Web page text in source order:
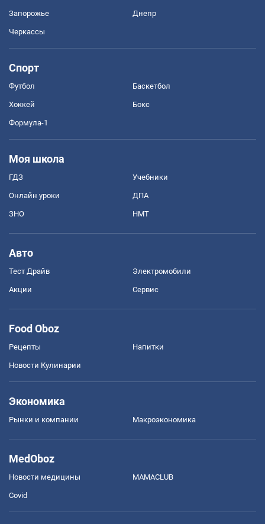
Запорожье Днепр
Черкассы
Спорт
Футбол Баскетбол
Хоккей Бокс
Формула-1
Моя школа
ГДЗ Учебники
Онлайн уроки ДПА
ЗНО НМТ
Авто
Тест Драйв Электромобили
Акции Сервис
Food Oboz
Рецепты Напитки
Новости Кулинарии
Экономика
Рынки и компании Mакроэкономика
MedOboz
Новости медицины MAMACLUB
Covid